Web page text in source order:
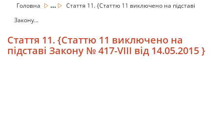
Головна ...
Стаття 11. {Статтю 11 виключено на підставі
Закону...
Стаття 11. {Статтю 11 виключено на
підставі Закону № 417-VIII від 14.05.2015 }